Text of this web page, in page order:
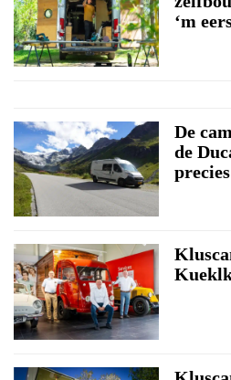
‘m
De
de
precies